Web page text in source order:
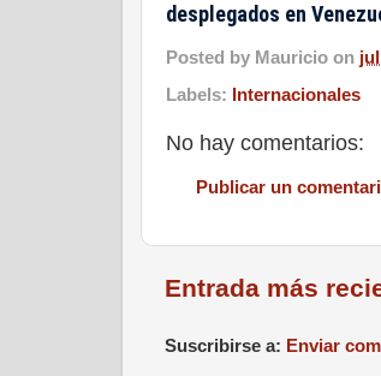
desplegados en
Posted by Mauricio on
Labels: Internacionales
No hay comentarios:
Publicar un
Entrada más
Suscribirse a: Enviar